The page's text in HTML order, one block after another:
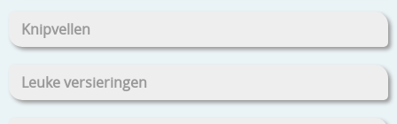
Knipvellen
Leuke versieringen